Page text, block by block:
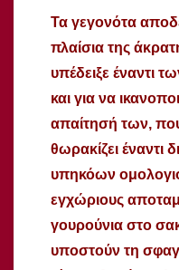
Τα γεγονότα
πλαίσια της
υπέδειξε έναντι
και για να
απαίτησή των,
θωρακίζει έναντι
υπηκόων
εγχώριους
γουρούνια στο
υποστούν τη